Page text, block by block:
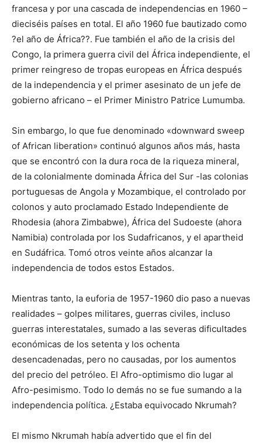
francesa y por una cascada de independencias en 1960 –
dieciséis países en total. El año 1960 fue bautizado como
?el año de África??. Fue también el año de la crisis del
Congo, la primera guerra civil del África independiente, el
primer reingreso de tropas europeas en África después
de la independencia y el primer asesinato de un jefe de
gobierno africano – el Primer Ministro Patrice Lumumba.
Sin embargo, lo que fue denominado «downward sweep
of African liberation» continuó algunos años más, hasta
que se encontró con la dura roca de la riqueza mineral,
de la colonialmente dominada África del Sur -las colonias
portuguesas de Angola y Mozambique, el controlado por
colonos y auto proclamado Estado Independiente de
Rhodesia (ahora Zimbabwe), África del Sudoeste (ahora
Namibia) controlada por los Sudafricanos, y el apartheid
en Sudáfrica. Tomó otros veinte años alcanzar la
independencia de todos estos Estados.
Mientras tanto, la euforia de 1957-1960 dio paso a nuevas
realidades – golpes militares, guerras civiles, incluso
guerras interestatales, sumado a las severas dificultades
económicas de los setenta y los ochenta
desencadenadas, pero no causadas, por los aumentos
del precio del petróleo. El Afro-optimismo dio lugar al
Afro-pesimismo. Todo lo demás no se fue sumando a la
independencia política. ¿Estaba equivocado Nkrumah?
El mismo Nkrumah había advertido que el fin del